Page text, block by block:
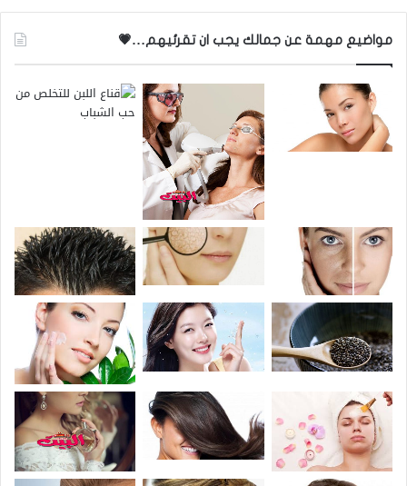
مواضيع مهمة عن جمالك يجب ان تقرئيهم…💗